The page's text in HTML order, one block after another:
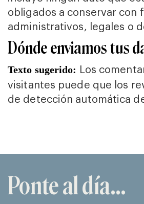
obligados a conservar con
administrativos, legales o
Dónde enviamos tus
Texto sugerido: Los
visitantes puede que los
de detección automática
Ponte al día...